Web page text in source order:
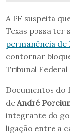
A PF suspeita
Texas possa ter
permanência de
contornar
Tribunal Federal
Documentos do
de André
integrante do
ligação entre a